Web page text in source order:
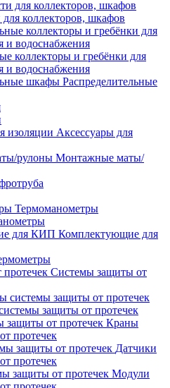
коллекторов, шкафов
коллекторы и гребёнки для
и водоснабжения
Распределительные
Аксессуары для
Монтажные маты/
Термоманометры
Комплектующие для
Системы защиты от
защиты от протечек
Краны
протечек
Датчики
протечек
Модули